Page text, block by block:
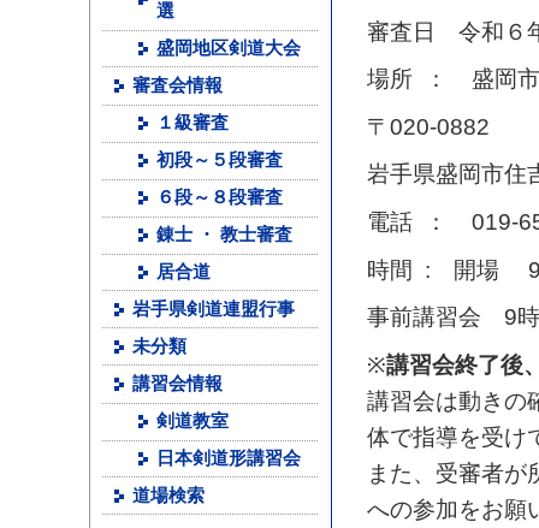
審査日 令和６
場所 ： 盛岡
〒020-0882
岩手県盛岡市住
電話 ： 019-
時間 : 開場 9
事前講習会 9
※講習会終了後
講習会は動きの
体で指導を受け
また、受審者が
への参加をお願
選
盛岡地区剣道大会
審査会情報
１級審査
初段～５段審査
６段～８段審査
錬士 ・ 教士審査
居合道
岩手県剣道連盟行事
未分類
講習会情報
剣道教室
日本剣道形講習会
道場検索